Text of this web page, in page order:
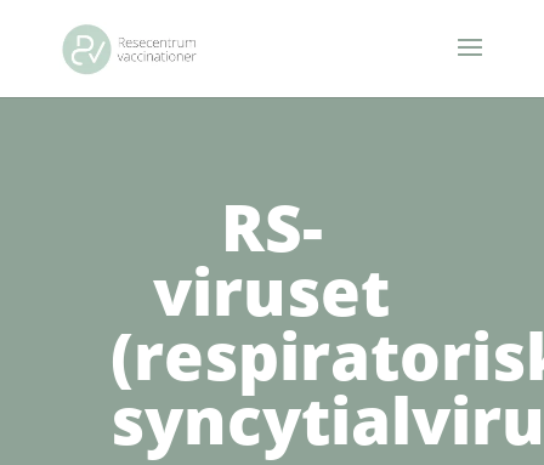
RS-
viruset